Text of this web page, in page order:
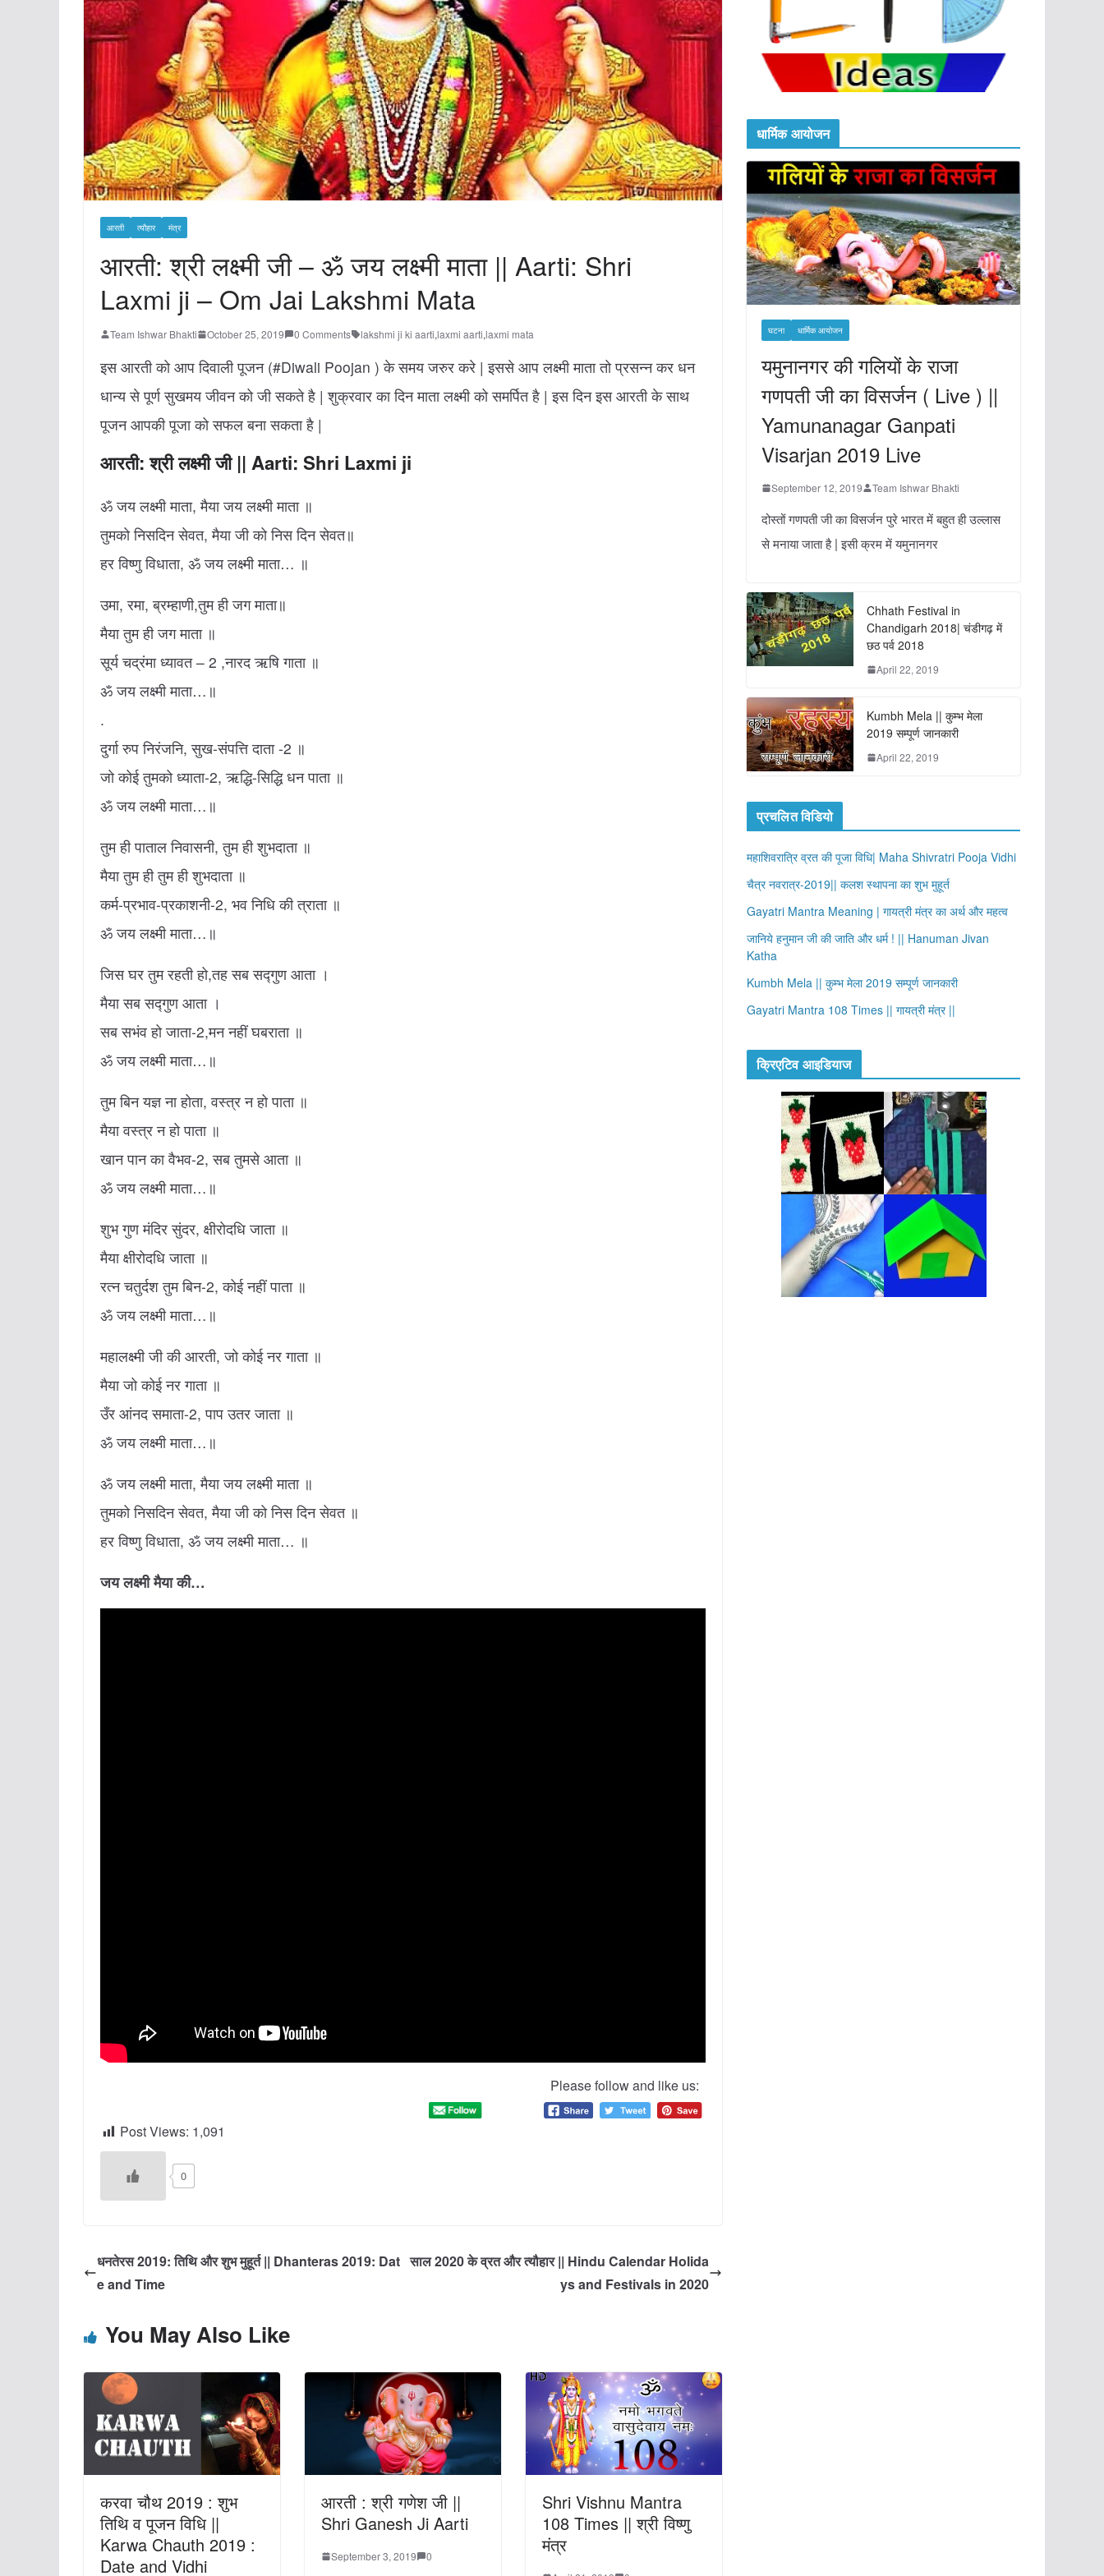
आरती त्यौहार मंत्र
आरती: श्री लक्ष्मी जी – ॐ जय लक्ष्मी माता || Aarti: Shri
Laxmi ji – Om Jai Lakshmi Mata
Team Ishwar Bhakti October 25, 2019 0 Comments lakshmi ji ki aarti,laxmi aarti,laxmi mata
इस आरती को आप दिवाली पूजन (#Diwali Poojan ) के समय जरुर करे | इससे आप लक्ष्मी माता तो प्रसन्न कर धन
धान्य से पूर्ण सुखमय जीवन को जी सकते है | शुक्रवार का दिन माता लक्ष्मी को समर्पित है | इस दिन इस आरती के साथ
पूजन आपकी पूजा को सफल बना सकता है |
आरती: श्री लक्ष्मी जी || Aarti: Shri Laxmi ji
ॐ जय लक्ष्मी माता, मैया जय लक्ष्मी माता ॥
तुमको निसदिन सेवत, मैया जी को निस दिन सेवत॥
हर विष्णु विधाता, ॐ जय लक्ष्मी माता… ॥
उमा, रमा, ब्रम्हाणी,तुम ही जग माता॥
मैया तुम ही जग माता ॥
सूर्य चद्रंमा ध्यावत – 2 ,नारद ऋषि गाता ॥
ॐ जय लक्ष्मी माता…॥
.
दुर्गा रुप निरंजनि, सुख-संपत्ति दाता -2 ॥
जो कोई तुमको ध्याता-2, ऋद्धि-सिद्धि धन पाता ॥
ॐ जय लक्ष्मी माता…॥
तुम ही पाताल निवासनी, तुम ही शुभदाता ॥
मैया तुम ही तुम ही शुभदाता ॥
कर्म-प्रभाव-प्रकाशनी-2, भव निधि की त्राता ॥
ॐ जय लक्ष्मी माता…॥
जिस घर तुम रहती हो,तह सब सद्‍गुण आता ।
मैया सब सद्‍गुण आता ।
सब सभंव हो जाता-2,मन नहीं घबराता ॥
ॐ जय लक्ष्मी माता…॥
तुम बिन यज्ञ ना होता, वस्त्र न हो पाता ॥
मैया वस्त्र न हो पाता ॥
खान पान का वैभव-2, सब तुमसे आता ॥
ॐ जय लक्ष्मी माता…॥
शुभ गुण मंदिर सुंदर, क्षीरोदधि जाता ॥
मैया क्षीरोदधि जाता ॥
रत्न चतुर्दश तुम बिन-2, कोई नहीं पाता ॥
ॐ जय लक्ष्मी माता…॥
महालक्ष्मी जी की आरती, जो कोई नर गाता ॥
मैया जो कोई नर गाता ॥
उँर आंनद समाता-2, पाप उतर जाता ॥
ॐ जय लक्ष्मी माता…॥
ॐ जय लक्ष्मी माता, मैया जय लक्ष्मी माता ॥
तुमको निसदिन सेवत, मैया जी को निस दिन सेवत ॥
हर विष्णु विधाता, ॐ जय लक्ष्मी माता… ॥
जय लक्ष्मी मैया की…
Please follow and like us:
Post Views: 1,091
0
धनतेरस 2019: तिथि और शुभ मुहूर्त || Dhanteras 2019: Dat
e and Time
साल 2020 के व्रत और त्यौहार || Hindu Calendar Holida
ys and Festivals in 2020
You May Also Like
करवा चौथ 2019 : शुभ
तिथि व पूजन विधि ||
Karwa Chauth 2019 :
Date and Vidhi
आरती : श्री गणेश जी ||
Shri Ganesh Ji Aarti
September 3, 2019 0
Shri Vishnu Mantra
108 Times || श्री विष्णु
मंत्र
धार्मिक आयोजन
घटना धार्मिक आयोजन
यमुनानगर की गलियों के राजा
गणपती जी का विसर्जन ( Live ) ||
Yamunanagar Ganpati
Visarjan 2019 Live
September 12, 2019 Team Ishwar Bhakti
दोस्तों गणपती जी का विसर्जन पुरे भारत में बहुत ही उल्लास
से मनाया जाता है | इसी क्रम में यमुनानगर
Chhath Festival in
Chandigarh 2018| चंडीगढ़ में
छठ पर्व 2018
April 22, 2019
Kumbh Mela || कुम्भ मेला
2019 सम्पूर्ण जानकारी
April 22, 2019
प्रचलित विडियो
महाशिवरात्रि व्रत की पूजा विधि| Maha Shivratri Pooja Vidhi
चैत्र नवरात्र-2019|| कलश स्थापना का शुभ मुहूर्त
Gayatri Mantra Meaning | गायत्री मंत्र का अर्थ और महत्व
जानिये हनुमान जी की जाति और धर्म ! || Hanuman Jivan
Katha
Kumbh Mela || कुम्भ मेला 2019 सम्पूर्ण जानकारी
Gayatri Mantra 108 Times || गायत्री मंत्र ||
क्रिएटिव आइडियाज